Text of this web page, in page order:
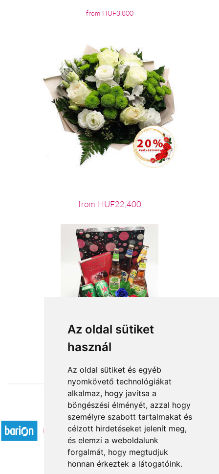
Az oldal sütiket
használ
Az oldal sütiket és egyéb
nyomkövető technológiákat
alkalmaz, hogy javítsa a
böngészési élményét, azzal hogy
személyre szabott tartalmakat és
célzott hirdetéseket jelenít meg,
és elemzi a weboldalunk
forgalmát, hogy megtudjuk
honnan érkeztek a látogatóink.
from HUF3,800
from HUF22,400
from HUF17,000
Accepted payment methods